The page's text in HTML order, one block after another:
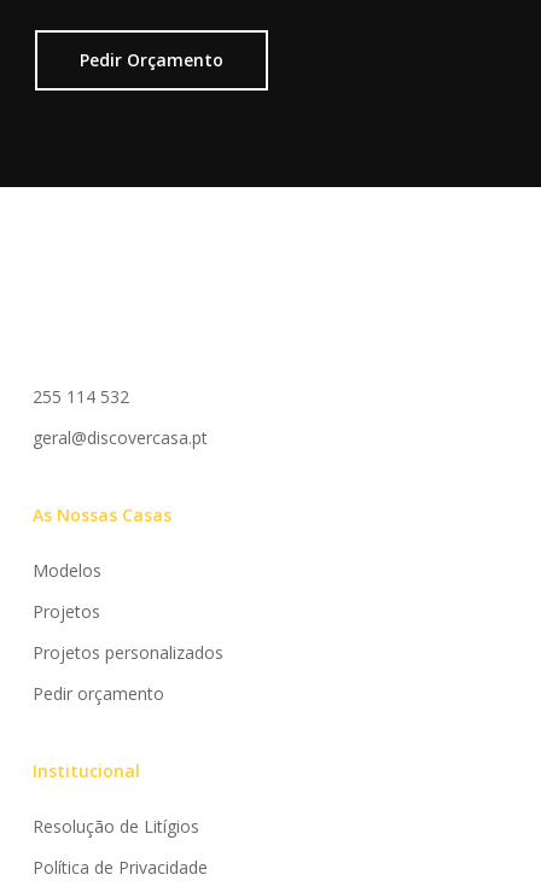
Pedir Orçamento
255 114 532
geral@discovercasa.pt
As Nossas Casas
Modelos
Projetos
Projetos personalizados
Pedir orçamento
Institucional
Resolução de Litígios
Política de Privacidade